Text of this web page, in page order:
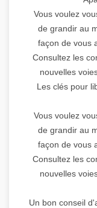
Vous voulez
de grandir au
façon de vous
Consultez les
nouvelles
Les clés pour
Vous voulez
de grandir au
façon de vous
Consultez les
nouvelles
Un bon conseil